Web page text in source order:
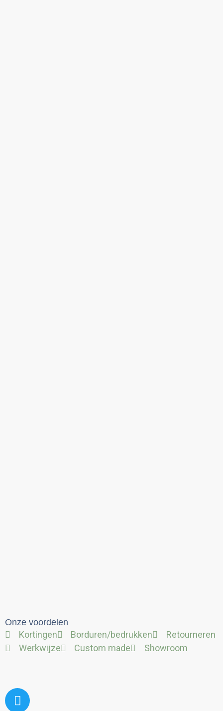
Onze voordelen
Kortingen Borduren/bedrukken
Retourneren
Werkwijze
Custom made Showroom
Twitter
Facebook
Linkedin